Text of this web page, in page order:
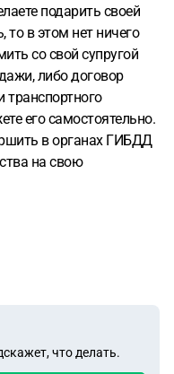
подарить своей
то в этом нет ничего
со свой супругой
либо договор
его самостоятельно.
в органах ГИБДД
на свою
что делать.